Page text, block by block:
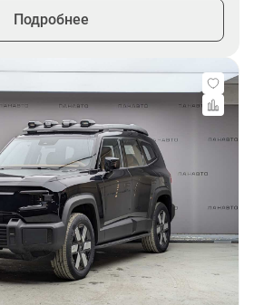
Подробнее